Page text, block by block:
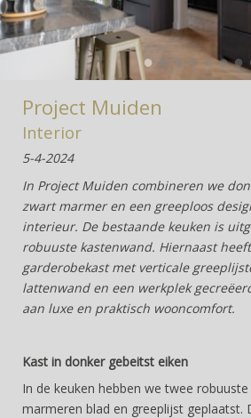
● ● ● ● ●●●
Project Muiden
Interior
5-4-2024
In Project Muiden combineren we
zwart marmer en een greeploos
interieur. De bestaande keuken is
robuuste kastenwand. Hiernaast
garderobekast met verticale
lattenwand en een werkplek
aan luxe en praktisch wooncomfort.
Kast in donker gebeitst eiken
In de keuken hebben we twee
marmeren blad en greeplijst geplaatst.